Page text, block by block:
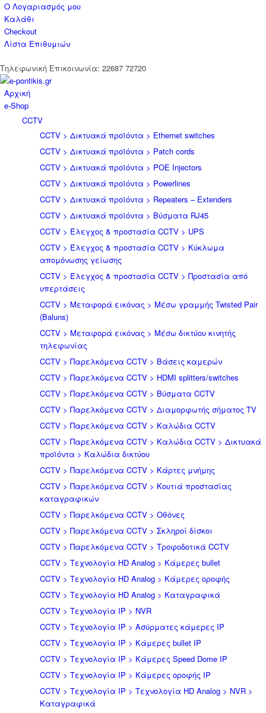
Ο Λογαριασμός μου
Καλάθι
Checkout
Λίστα Επιθυμιών
Tηλεφωνική Επικοινωνία: 22687 72720
Αρχική
e-Shop
CCTV
CCTV > Δικτυακά προϊόντα > Ethernet switches
CCTV > Δικτυακά προϊόντα > Patch cords
CCTV > Δικτυακά προϊόντα > POE Injectors
CCTV > Δικτυακά προϊόντα > Powerlines
CCTV > Δικτυακά προϊόντα > Repeaters – Extenders
CCTV > Δικτυακά προϊόντα > Βύσματα RJ45
CCTV > Έλεγχος & προστασία CCTV > UPS
CCTV > Έλεγχος & προστασία CCTV > Κύκλωμα
απομόνωσης γείωσης
CCTV > Έλεγχος & προστασία CCTV > Προστασία από
υπερτάσεις
CCTV > Μεταφορά εικόνας > Μέσω γραμμής Twisted Pair
(Baluns)
CCTV > Μεταφορά εικόνας > Μέσω δικτύου κινητής
τηλεφωνίας
CCTV > Παρελκόμενα CCTV > Bάσεις καμερών
CCTV > Παρελκόμενα CCTV > HDMI splitters/switches
CCTV > Παρελκόμενα CCTV > Βύσματα CCTV
CCTV > Παρελκόμενα CCTV > Διαμορφωτής σήματος TV
CCTV > Παρελκόμενα CCTV > Καλώδια CCTV
CCTV > Παρελκόμενα CCTV > Καλώδια CCTV > Δικτυακά
προϊόντα > Καλώδια δικτύου
CCTV > Παρελκόμενα CCTV > Κάρτες μνήμης
CCTV > Παρελκόμενα CCTV > Κουτιά προστασίας
καταγραφικών
CCTV > Παρελκόμενα CCTV > Οθόνες
CCTV > Παρελκόμενα CCTV > Σκληροί δίσκοι
CCTV > Παρελκόμενα CCTV > Τροφοδοτικά CCTV
CCTV > Τεχνολογία HD Analog > Κάμερες bullet
CCTV > Τεχνολογία HD Analog > Κάμερες οροφής
CCTV > Τεχνολογία HD Analog > Καταγραφικά
CCTV > Τεχνολογία IP > NVR
CCTV > Τεχνολογία IP > Ασύρματες κάμερες IP
CCTV > Τεχνολογία IP > Κάμερες bullet IP
CCTV > Τεχνολογία IP > Κάμερες Speed Dome IP
CCTV > Τεχνολογία IP > Κάμερες οροφής IP
CCTV > Τεχνολογία IP > Τεχνολογία HD Analog > NVR >
Καταγραφικά